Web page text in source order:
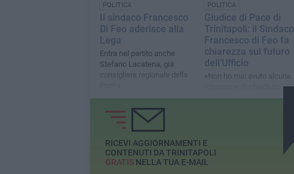
POLITICA
Il sindaco Francesco
Di Feo aderisce alla
Lega
Entra nel partito anche
Stefano Lacatena, già
consigliere regionale della
POLITICA
Giudice di Pace di
Trinitapoli: il Sindaco
Francesco di Feo fa
chiarezza sul futuro
dell’Ufficio
«Non ho mai avuto alcuna
Incontrerò nuovamente i
RICEVI AGGIORNAMENTI E
CONTENUTI DA TRINITAPOLI
GRATISNELLA TUA E-MAIL